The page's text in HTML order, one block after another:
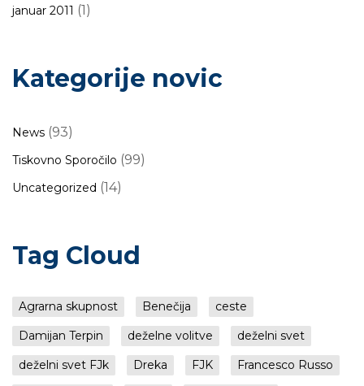
januar 2011 (1)
Kategorije novic
News (93)
Tiskovno Sporočilo (99)
Uncategorized (14)
Tag Cloud
Agrarna skupnost Benečija
ceste
Damijan Terpin
deželne volitve
deželni svet
deželni svet FJk
Dreka FJK
Francesco Russo